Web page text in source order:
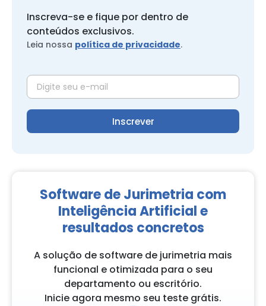
Inscreva-se e fique por dentro de
conteúdos exclusivos.
Leia nossa política de privacidade.
Inscrever
Software de Jurimetria com
Inteligência Artificial e
resultados concretos
A solução de software de jurimetria mais
funcional e otimizada para o seu
departamento ou escritório.
Inicie agora mesmo seu teste grátis.